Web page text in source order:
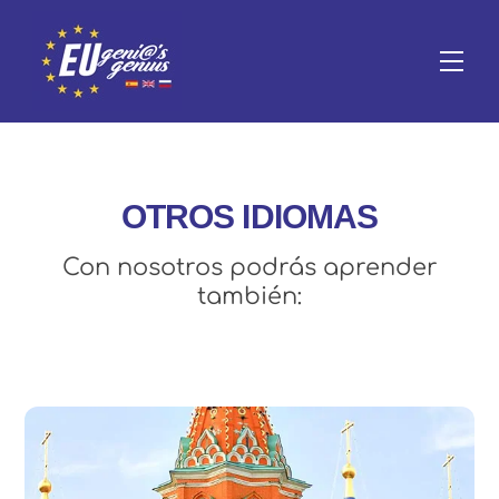
content
OTROS IDIOMAS
Con nosotros podrás aprender
también: